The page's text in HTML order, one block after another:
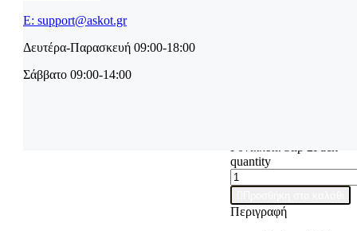
Γυναικεία Slip 2Pack
quantity
Περιγραφή
E: support@askot.gr
Δευτέρα-Παρασκευή 09:00-18:00
Σάββατο 09:00-14:00